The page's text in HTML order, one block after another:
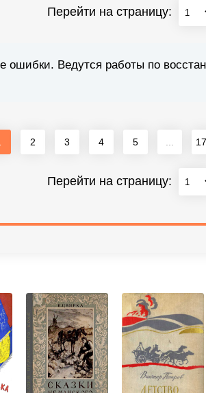
Перейти на страницу:
ошибки. Ведутся работы по
2 3 4 5
Перейти на страницу: